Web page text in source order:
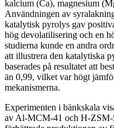
kalcium (Ca), magnesium
Användningen av
katalytisk pyrolys gav
hög devolatilisering och en
studierna kunde en andra
att illustrera den katalytiska
baserades på resultatet att
än 0,99, vilket var högt
mekanismerna.
Experimenten i bänkskala
av Al-MCM-41 och H-ZSM-